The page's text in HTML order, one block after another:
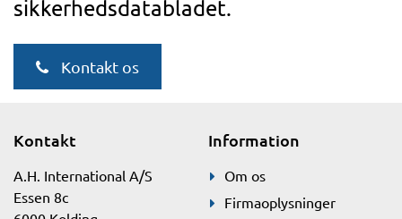
sikkerhedsdatabladet.
Kontakt os
Kontakt
A.H. International A/S
Essen 8c
Information
Om os
Firmaoplysninger